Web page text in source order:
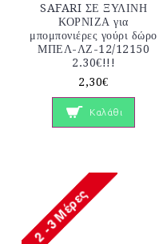
SAFARI ΣΕ ΞΥΛΙΝΗ
ΚΟΡΝΙΖΑ για
μπομπονιέρες γούρι δώρο
ΜΠΕΛ-ΛΖ-12/12150
2.30€!!!
2,30€
Καλάθι